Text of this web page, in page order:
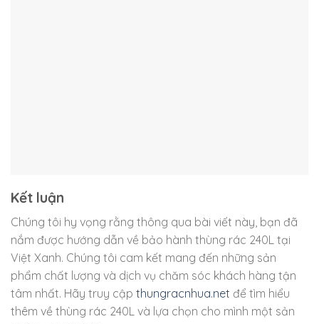
Kết luận
Chúng tôi hy vọng rằng thông qua bài viết này, bạn đã
nắm được hướng dẫn về bảo hành thùng rác 240L tại
Việt Xanh. Chúng tôi cam kết mang đến những sản
phẩm chất lượng và dịch vụ chăm sóc khách hàng tận
tâm nhất. Hãy truy cập thungracnhua.net để tìm hiểu
thêm về thùng rác 240L và lựa chọn cho mình một sản